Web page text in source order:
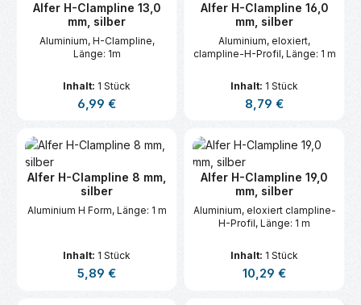
Alfer H-Clampline 13,0
mm, silber
Aluminium, H-Clampline,
Länge: 1m
Inhalt: 1 Stück
Regulärer Preis:
6,99 €
Alfer H-Clampline 16,0
mm, silber
Aluminium, eloxiert,
clampline-H-Profil, Länge: 1 m
Inhalt: 1 Stück
Regulärer Preis:
8,79 €
Alfer H-Clampline 8 mm,
silber
Aluminium H Form, Länge: 1 m
Inhalt: 1 Stück
Regulärer Preis:
5,89 €
Alfer H-Clampline 19,0
mm, silber
Aluminium, eloxiert clampline-
H-Profil, Länge: 1 m
Inhalt: 1 Stück
Regulärer Preis:
10,29 €